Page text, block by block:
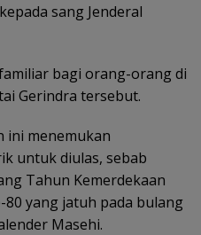
sang Jenderal
bagi orang-orang di
Gerindra tersebut.
ini menemukan
untuk diulas, sebab
Tahun Kemerdekaan
yang jatuh pada bulang
Masehi.